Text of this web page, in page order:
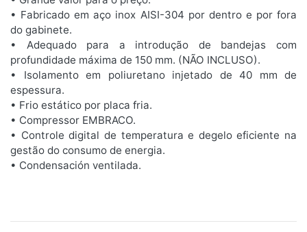
• Fabricado em aço inox AISI-304 por dentro e por fora
do gabinete.
• Adequado para a introdução de bandejas com
profundidade máxima de 150 mm. (NÃO INCLUSO).
• Isolamento em poliuretano injetado de 40 mm de
espessura.
• Frio estático por placa fria.
• Compressor EMBRACO.
• Controle digital de temperatura e degelo eficiente na
gestão do consumo de energia.
• Condensación ventilada.